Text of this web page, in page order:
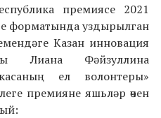
премиясе 2021
форматында уздырылган
Казан инновация
Лиана Фәйзуллина
ел волонтеры»
премияне яшьләр өчен